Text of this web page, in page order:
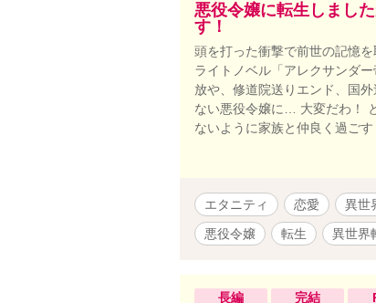
悪役令嬢に転生しまし
す！
頭を打った衝撃で前世の記憶
ライトノベル「アレクサンダ
放や、修道院送りエンド、国
ない悪役令嬢に… 大変だわ！
ないように家族と仲良く過ご
エタニティ 恋愛 異世
悪役令嬢
転生 異世界
長編 完結